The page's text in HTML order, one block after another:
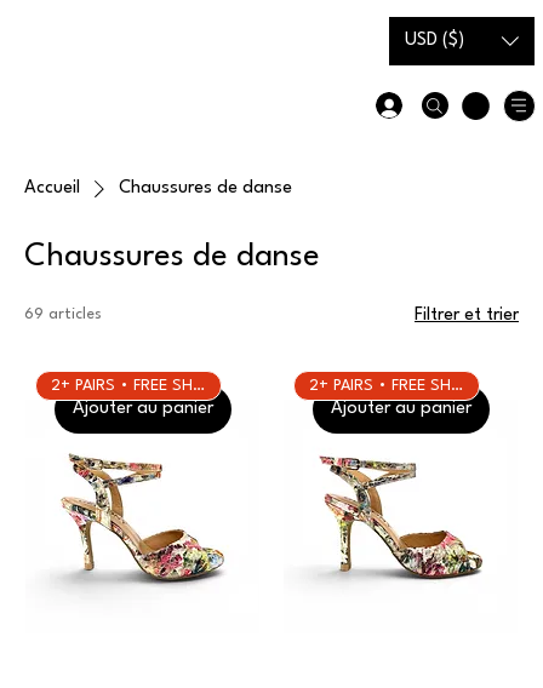
USD ($)
Accueil Chaussures de danse
Chaussures de danse
69 articles Filtrer et trier
Ajouter au panier
2+ PAIRS • FREE SHIPPING
Ajouter au panier
2+ PAIRS • FREE SHIPPING